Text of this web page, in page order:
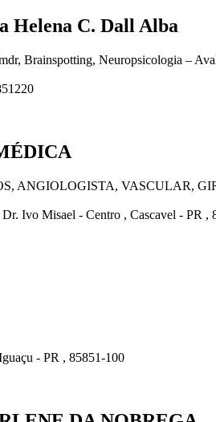
Helena C. Dall Alba
Brainspotting, Neuropsicologia –
ANGIOLOGISTA, VASCULAR,
Ivo Misael - Centro , Cascavel - PR ,
- PR , 85851-100